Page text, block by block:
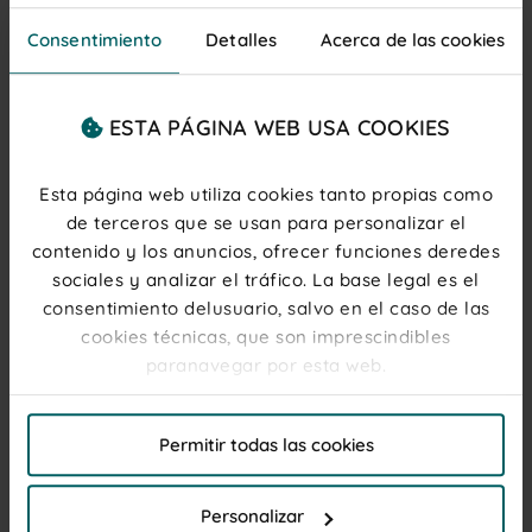
Consentimiento Detalles Acerca de las cookies
ESTA PÁGINA WEB USA COOKIES
Esta página web utiliza cookies tanto propias como
de terceros que se usan para personalizar el
contenido y los anuncios, ofrecer funciones deredes
sociales y analizar el tráfico. La base legal es el
consentimiento delusuario, salvo en el caso de las
cookies técnicas, que son imprescindibles
paranavegar por esta web.
las cookies, y sus datos de contacto son accesibles
en elAviso Legal
Permitir todas las cookies
Personalizar
Caramelos
sin azúcar y mucho
más.
Nubes
de todos los colores.
Dipper
los consumidores en
Almería.
Todo tipo de chuches al por
mayor para organización de
eventos
Compra tusgolosinas al por mayor en Huelva a
chuches son un imprescindible en la celebración de